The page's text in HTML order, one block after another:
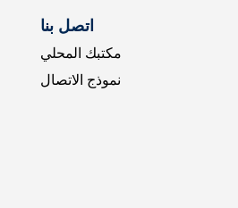
اتصل بنا
مكتبك المحلي
نموذج الاتصال